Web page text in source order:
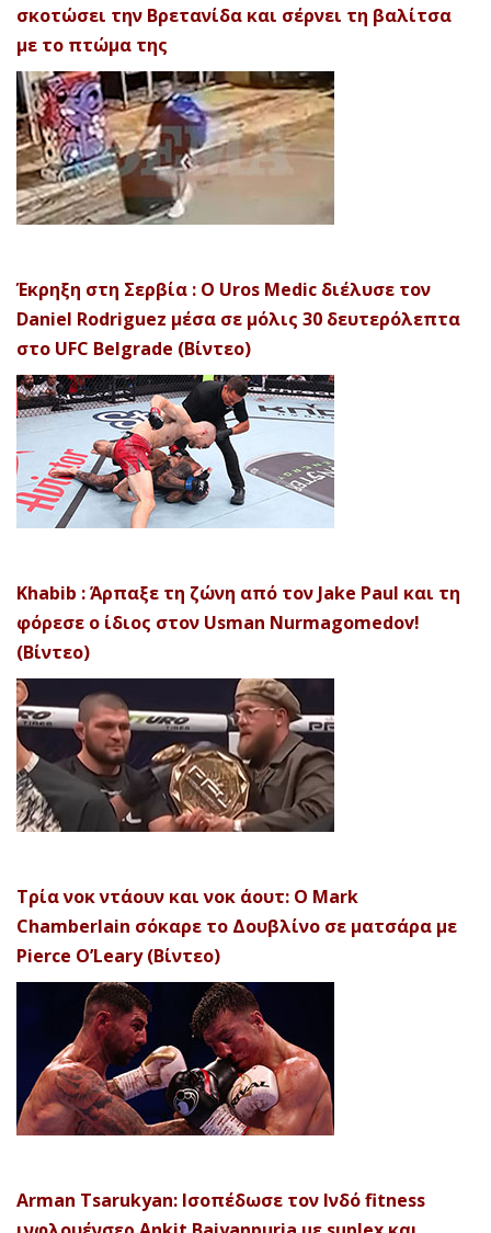
σκοτώσει την Βρετανίδα και σέρνει τη βαλίτσα
με το πτώμα της
Έκρηξη στη Σερβία : Ο Uros Medic διέλυσε τον
Daniel Rodriguez μέσα σε μόλις 30 δευτερόλεπτα
στο UFC Belgrade (Βίντεο)
Khabib : Άρπαξε τη ζώνη από τον Jake Paul και τη
φόρεσε ο ίδιος στον Usman Nurmagomedov!
(Βίντεο)
Τρία νοκ ντάουν και νοκ άουτ: Ο Mark
Chamberlain σόκαρε το Δουβλίνο σε ματσάρα με
Pierce O’Leary (Βίντεο)
Arman Tsarukyan: Ισοπέδωσε τον Ινδό fitness